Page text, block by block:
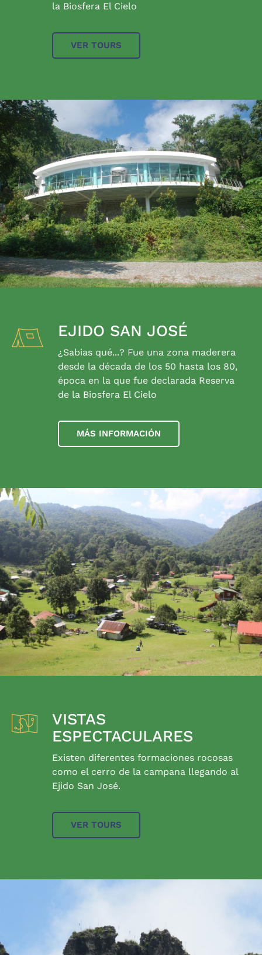
la Biosfera El Cielo
VER TOURS
EJIDO SAN JOSÉ
¿Sabias qué...? Fue una zona maderera
desde la década de los 50 hasta los 80,
época en la que fue declarada Reserva
de la Biosfera El Cielo
MÁS INFORMACIÓN
VISTAS
ESPECTACULARES
Existen diferentes formaciones rocosas
como el cerro de la campana llegando al
Ejido San José.
VER TOURS